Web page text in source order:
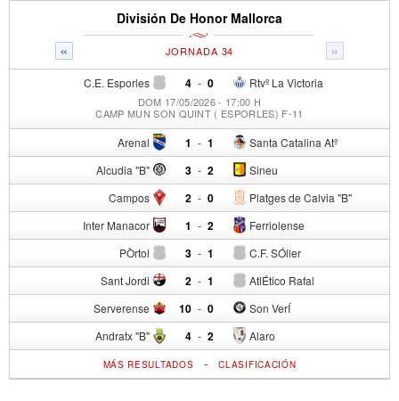
División De Honor Mallorca
« »
JORNADA 34
C.E. Esporles 4 - Rtvº La Victoria
0
DOM 17/05/2026 - 17:00 H
CAMP MUN SON QUINT ( ESPORLES) F-11
Arenal 1 - Santa Catalina Atº
1
Alcudia "B" 3 - Sineu
2
Campos 2 - Platges de Calvia "B"
0
Inter Manacor 1 - Ferriolense
2
PÒrtol 3 - C.F. SÓller
1
Sant Jordi 2 - AtlÉtico Rafal
1
Serverense 10 - Son VerÍ
0
Andratx "B" 4 - Alaro
2
MÁS RESULTADOS -CLASIFICACIÓN